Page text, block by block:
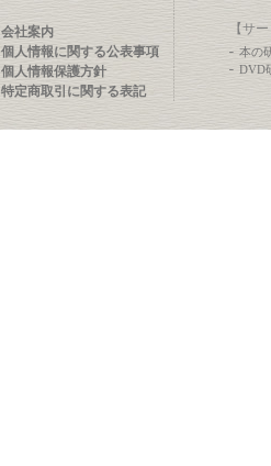
会社案内
個人情報に関する公表事項
個人情報保護方針
特定商取引に関する表記
【サ
本の
DVD